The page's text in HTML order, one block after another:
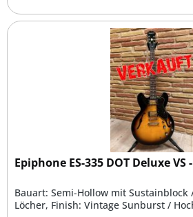
Epiphone ES-335 DOT Deluxe
Bauart: Semi-Hollow mit Sustainblock
Löcher, Finish: Vintage Sunburst /